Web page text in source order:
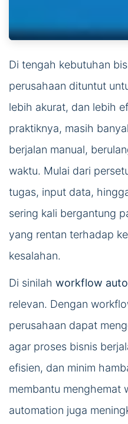
Di tengah kebutuhan
perusahaan dituntut
lebih akurat, dan lebih
praktiknya, masih
berjalan manual,
waktu. Mulai dari
tugas, input data,
sering kali bergantung
yang rentan terhadap
kesalahan.
Di sinilah workflow
relevan. Dengan
perusahaan dapat
agar proses bisnis
efisien, dan minim
membantu menghemat
automation juga